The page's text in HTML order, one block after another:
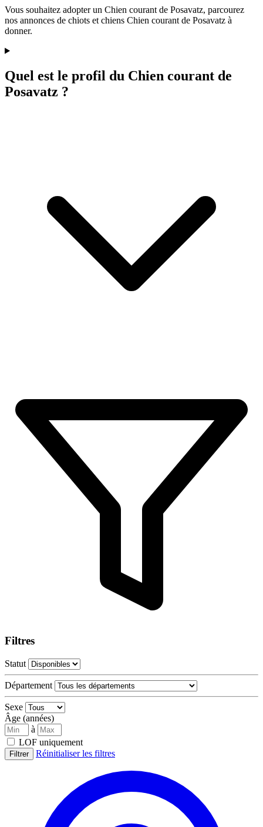
Vous souhaitez adopter un Chien courant de Posavatz, parcourez
nos annonces de chiots et chiens Chien courant de Posavatz à
donner.
Quel est le profil du Chien courant de
Posavatz ?
Filtres
Statut
Département
Sexe
Âge (années)
à
LOF uniquement
Filtrer Réinitialiser les filtres